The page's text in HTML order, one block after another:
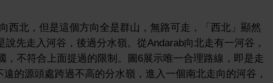
西北，但是這個方向全是群山，無路可走，「西北」顯然
先走入河谷，後過分水嶺。從Andarab向北走有一河谷，
，不符合上面提過的限制。圖6展示唯一合理路線，即是走
的源頭處跨過不高的分水嶺，進入一個南北走向的河谷，